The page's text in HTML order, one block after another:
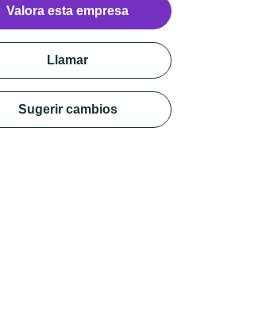
Valora esta empresa
Llamar
Sugerir cambios